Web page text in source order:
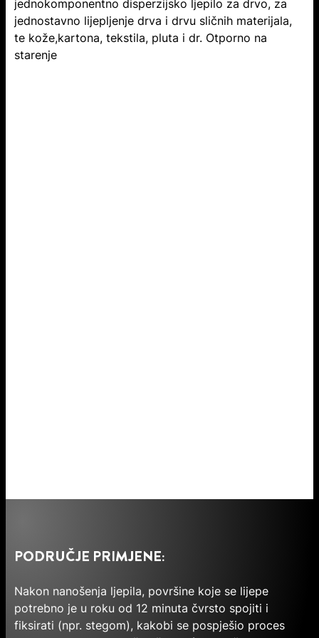
jednokomponentno disperzijsko ljepilo za drvo, za
jednostavno lijepljenje drva i drvu sličnih materijala,
te kože,kartona, tekstila, pluta i dr. Otporno na
starenje
PODRUČJE PRIMJENE:
Nakon nanošenja ljepila, površine koje se lijepe
potrebno je u roku od 12 minuta čvrsto spojiti i
fiksirati (npr. stegom), kakobi se pospješio proces